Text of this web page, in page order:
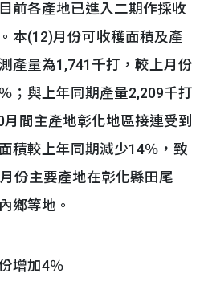
前各產地已進入二期作採收
本(12)月份可收穫面積及產
產量為1,741千打，較上月份
；與上年同期產量2,209千打
間主產地彰化地區接連受到
積較上年同期減少14％，致
份主要產地在彰化縣田尾
鄉等地。
增加4％